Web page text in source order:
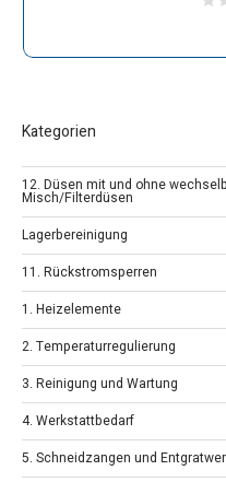
Kategorien
12. Düsen mit und ohne
Misch/Filterdüsen
Lagerbereinigung
11. Rückstromsperren
1. Heizelemente
2. Temperaturregulierung
3. Reinigung und Wartung
4. Werkstattbedarf
5. Schneidzangen und